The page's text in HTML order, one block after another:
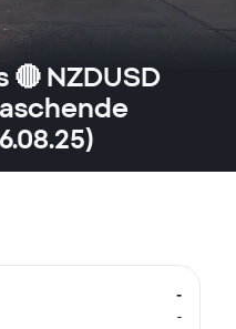
🔴 NZDUSD
-
-